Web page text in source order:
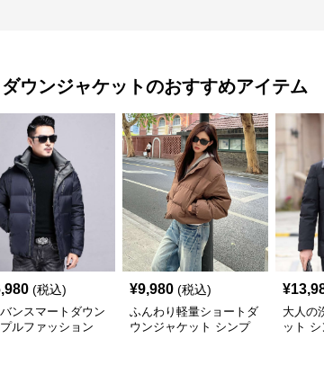
ダウンジャケットのおすすめアイテム
(税込)
ンスマートダウン
ルファッション
¥9,980 (税込)
ふんわり軽量ショートダ
ウンジャケット シンプ
¥
大人の
ット